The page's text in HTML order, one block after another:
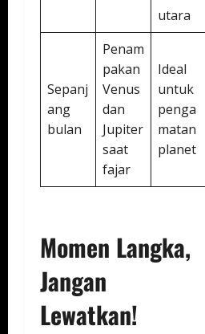
utara
Sepanj
ang
bulan
Penam
pakan
Venus
dan
Jupiter
saat
fajar
Ideal
untuk
penga
matan
planet
Momen Langka,
Jangan
Lewatkan!